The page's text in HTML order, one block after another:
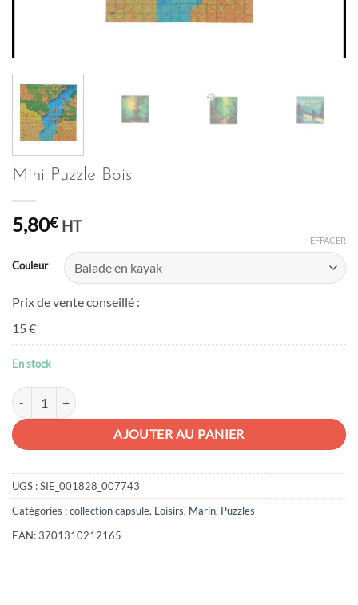
Mini Puzzle Bois
5,80€ HT
Couleur
EFFACER
Prix de vente conseillé :
15 €
En stock
quantité de Mini Puzzle Bois
AJOUTER AU PANIER
UGS :SIE_001828_007743
Catégories :collection capsule, Loisirs, Marin, Puzzles
EAN:3701310212165